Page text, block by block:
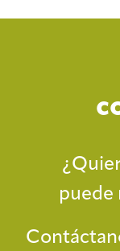
puede